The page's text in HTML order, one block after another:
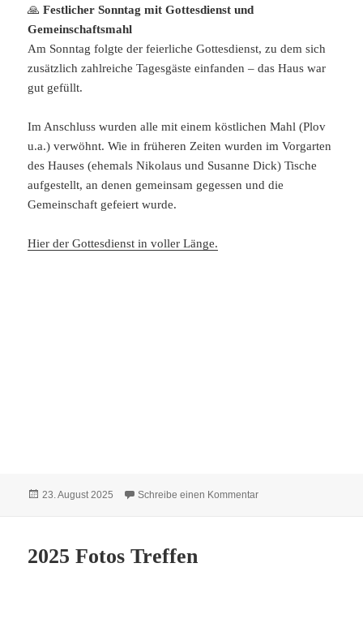
🙏Festlicher Sonntag mit Gottesdienst und
Gemeinschaftsmahl
Am Sonntag folgte der feierliche Gottesdienst, zu dem sich
zusätzlich zahlreiche Tagesgäste einfanden – das Haus war
gut gefüllt.
Im Anschluss wurden alle mit einem köstlichen Mahl (Plov
u.a.) verwöhnt. Wie in früheren Zeiten wurden im Vorgarten
des Hauses (ehemals Nikolaus und Susanne Dick) Tische
aufgestellt, an denen gemeinsam gegessen und die
Gemeinschaft gefeiert wurde.
Hier der Gottesdienst in voller Länge.
Veröffentlicht
23. August 2025 Schreibe einen Kommentarzu Sängerfest in
2025 Fotos Treffen